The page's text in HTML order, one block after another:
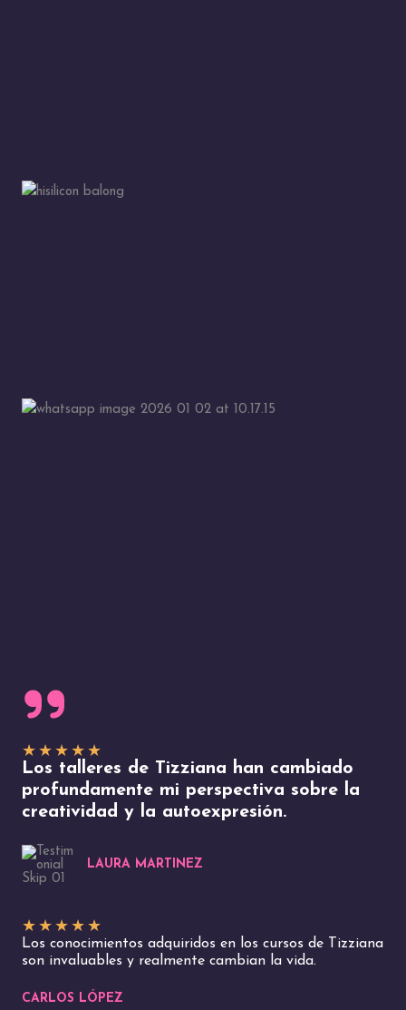
★ ★ ★ ★ ★
Los talleres de Tizziana han cambiado
profundamente mi perspectiva sobre la
creatividad y la autoexpresión.
LAURA MARTINEZ
★ ★ ★ ★ ★
Los conocimientos adquiridos en los cursos de Tizziana
son invaluables y realmente cambian la vida.
CARLOS LÓPEZ